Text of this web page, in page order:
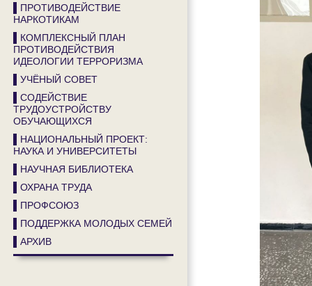
▌ПРОТИВОДЕЙСТВИЕ
НАРКОТИКАМ
▌КОМПЛЕКСНЫЙ ПЛАН
ПРОТИВОДЕЙСТВИЯ
ИДЕОЛОГИИ ТЕРРОРИЗМА
▌УЧЁНЫЙ СОВЕТ
▌СОДЕЙСТВИЕ
ТРУДОУСТРОЙСТВУ
ОБУЧАЮЩИХСЯ
▌НАЦИОНАЛЬНЫЙ ПРОЕКТ:
НАУКА И УНИВЕРСИТЕТЫ
▌НАУЧНАЯ БИБЛИОТЕКА
▌ОХРАНА ТРУДА
▌ПРОФСОЮЗ
▌ПОДДЕРЖКА МОЛОДЫХ СЕМЕЙ
▌АРХИВ